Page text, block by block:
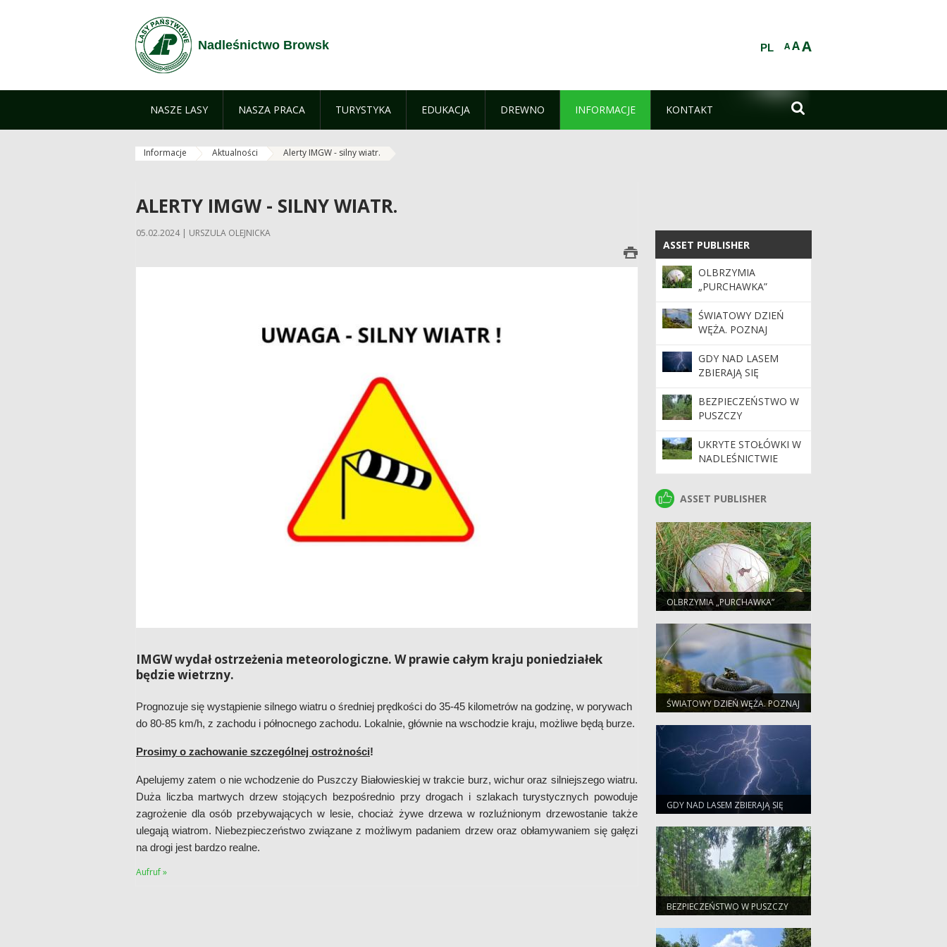
Nadleśnictwo Browsk AAA
PL
NASZE LASY NASZA PRACA TURYSTYKA EDUKACJA DREWNO INFORMACJE KONTAKT 
Informacje Aktualności Alerty IMGW - silny wiatr.
ALERTY IMGW - SILNY WIATR.
05.02.2024 | URSZULA OLEJNICKA
IMGW wydał ostrzeżenia meteorologiczne. W prawie całym kraju poniedziałek
będzie wietrzny.
Prognozuje się wystąpienie silnego wiatru o średniej prędkości do 35-45 kilometrów na godzinę, w porywach
do 80-85 km/h, z zachodu i północnego zachodu. Lokalnie, głównie na wschodzie kraju, możliwe będą burze.
Prosimy o zachowanie szczególnej ostrożności!
Apelujemy zatem o nie wchodzenie do Puszczy Białowieskiej w trakcie burz, wichur oraz silniejszego wiatru.
Duża liczba martwych drzew stojących bezpośrednio przy drogach i szlakach turystycznych powoduje
zagrożenie dla osób przebywających w lesie, chociaż żywe drzewa w rozluźnionym drzewostanie także
ulegają wiatrom. Niebezpieczeństwo związane z możliwym padaniem drzew oraz obłamywaniem się gałęzi
na drogi jest bardzo realne.
Aufruf »
ASSET PUBLISHER
ASSET PUBLISHER
OLBRZYMIA
„PURCHAWKA”
ŚWIATOWY DZIEŃ
WĘŻA. POZNAJ
NASZYCH
PEŁZAJĄCYCH
SĄSIADÓW
GDY NAD LASEM
ZBIERAJĄ SIĘ
CHMURY. PORADNIK
BEZPIECZNEGO
TURYSTY
BEZPIECZEŃSTWO W
PUSZCZY
BIAŁOWIESKIEJ. APEL
NADLEŚNICTWA DO
TURYSTÓW
UKRYTE STOŁÓWKI W
NADLEŚNICTWIE
BROWSK. SKĄD SIĘ
POŚRODKU LASU?
ASSET PUBLISHER
ASSET PUBLISHER
OLBRZYMIA „PURCHAWKA”
ŚWIATOWY DZIEŃ WĘŻA. POZNAJ
NASZYCH PEŁZAJĄCYCH
SĄSIADÓW
GDY NAD LASEM ZBIERAJĄ SIĘ
CHMURY. PORADNIK
BEZPIECZNEGO TURYSTY
BEZPIECZEŃSTWO W PUSZCZY
BIAŁOWIESKIEJ. APEL
NADLEŚNICTWA DO TURYSTÓW